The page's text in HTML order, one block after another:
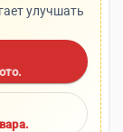
улучшать